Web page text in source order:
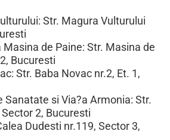
Str. Magura Vulturului
Masina de Paine: Str. Masina de
Bucuresti
Str. Baba Novac nr.2, Et. 1,
Sanatate si Via?a Armonia: Str.
2, Bucuresti
Dudesti nr.119, Sector 3,